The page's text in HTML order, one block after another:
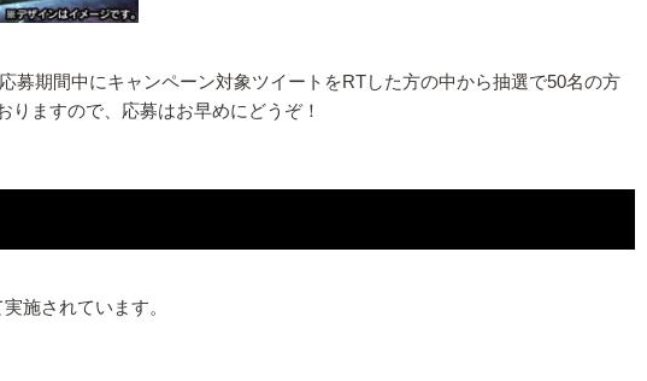
募期間中にキャンペーン対象ツイートをRTした方の中から抽選で50名の方
ますので、応募はお早めにどうぞ！
施されています。